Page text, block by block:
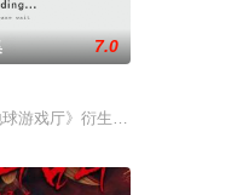
，在
2013年3月22日首播。
团战。
7.0
游戏厅》衍生综艺